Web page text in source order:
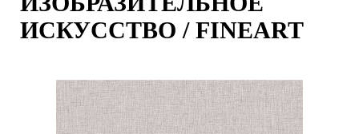
ИСКУССТВО / FINEART